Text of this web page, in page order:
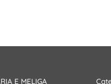
E MELIGA